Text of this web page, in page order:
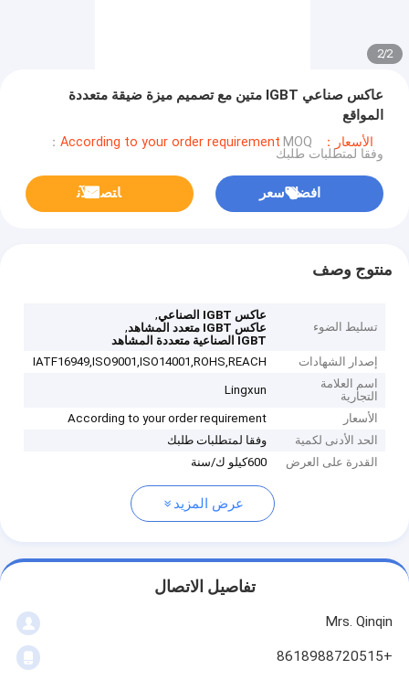
2
/
2
عاكس صناعي IGBT متين مع تصميم ميزة ضيقة متعددة
المواقع
الأسعار：According to your order requirement MOQ：
وفقا لمتطلبات طلبك
افضل سعر ﺎﺘﺼﻟ ﺍﻶﻧ
منتوج وصف
تسليط الضوء
عاكس IGBT الصناعي
,
عاكس IGBT متعدد المشاهد
,
IGBT الصناعية متعددة المشاهد
إصدار الشهادات
IATF16949,ISO9001,ISO14001,ROHS,REACH
اسم العلامة
التجارية
Lingxun
الأسعار
According to your order requirement
الحد الأدنى لكمية
وفقا لمتطلبات طلبك
القدرة على العرض
600كيلو ك/سنة
عرض المزيد
تفاصيل الاتصال
Mrs. Qinqin
+8618988720515